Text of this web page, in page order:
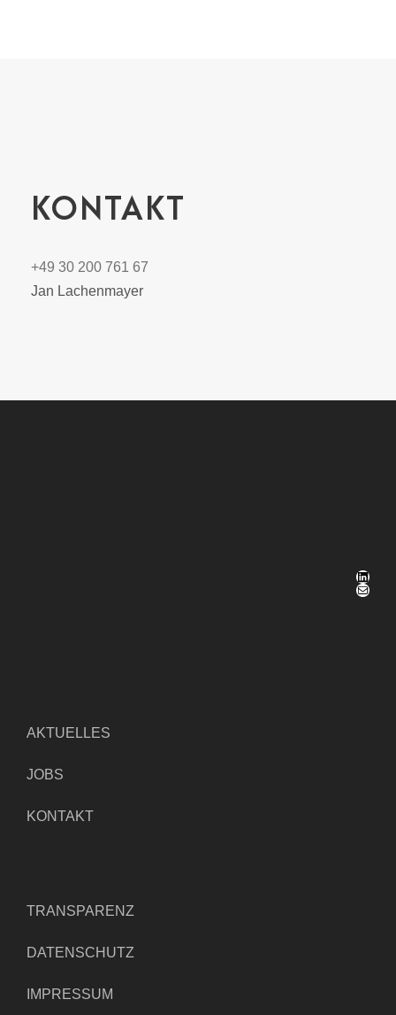
KONTAKT
+49 30 200 761 67
Jan Lachenmayer
LinkedIn
E-Mail
AKTUELLES
JOBS
KONTAKT
TRANSPARENZ
DATENSCHUTZ
IMPRESSUM